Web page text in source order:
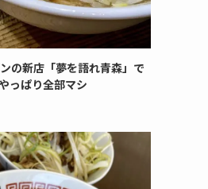
の新店「夢を語れ青森」で
っぱり全部マシ